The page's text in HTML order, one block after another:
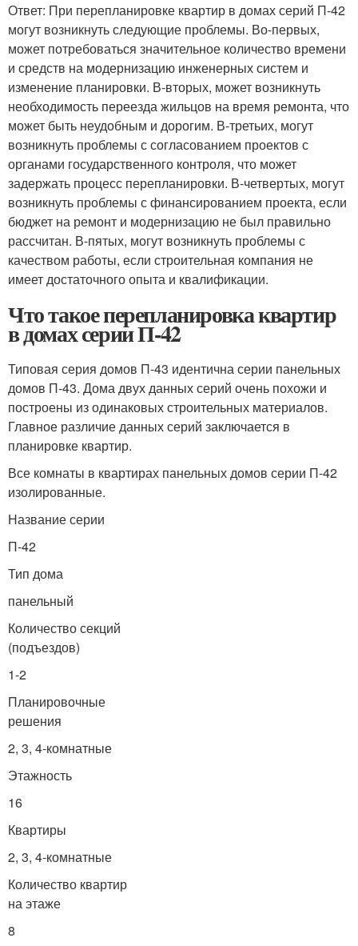
Ответ: При перепланировке квартир в домах серий П-42
могут возникнуть следующие проблемы. Во-первых,
может потребоваться значительное количество времени
и средств на модернизацию инженерных систем и
изменение планировки. В-вторых, может возникнуть
необходимость переезда жильцов на время ремонта, что
может быть неудобным и дорогим. В-третьих, могут
возникнуть проблемы с согласованием проектов с
органами государственного контроля, что может
задержать процесс перепланировки. В-четвертых, могут
возникнуть проблемы с финансированием проекта, если
бюджет на ремонт и модернизацию не был правильно
рассчитан. В-пятых, могут возникнуть проблемы с
качеством работы, если строительная компания не
имеет достаточного опыта и квалификации.
Что такое перепланировка квартир
в домах серии П-42
Типовая серия домов П-43 идентична серии панельных
домов П-43. Дома двух данных серий очень похожи и
построены из одинаковых строительных материалов.
Главное различие данных серий заключается в
планировке квартир.
Все комнаты в квартирах панельных домов серии П-42
изолированные.
Название серии
П-42
Тип дома
панельный
Количество секций
(подъездов)
1-2
Планировочные
решения
2, 3, 4-комнатные
Этажность
16
Квартиры
2, 3, 4-комнатные
Количество квартир
на этаже
8